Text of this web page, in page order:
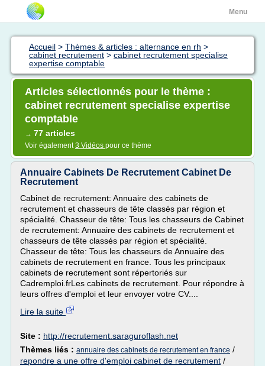
Menu
Accueil > Thèmes & articles : alternance en rh >
cabinet recrutement > cabinet recrutement specialise
expertise comptable
Articles sélectionnés pour le thème :
cabinet recrutement specialise expertise
comptable
→ 77 articles
Voir également3 Vidéos pour ce thème
Annuaire Cabinets De Recrutement Cabinet De
Recrutement
Cabinet de recrutement: Annuaire des cabinets de
recrutement et chasseurs de tête classés par région et
spécialité. Chasseur de tête: Tous les chasseurs de Cabinet
de recrutement: Annuaire des cabinets de recrutement et
chasseurs de tête classés par région et spécialité.
Chasseur de tête: Tous les chasseurs de Annuaire des
cabinets de recrutement en france. Tous les principaux
cabinets de recrutement sont répertoriés sur
Cadremploi.frLes cabinets de recrutement. Pour répondre à
leurs offres d'emploi et leur envoyer votre CV....
Lire la suite
Site : http://recrutement.saraguroflash.net
Thèmes liés : annuaire des cabinets de recrutement en france /
repondre a une offre d'emploi cabinet de recrutement /